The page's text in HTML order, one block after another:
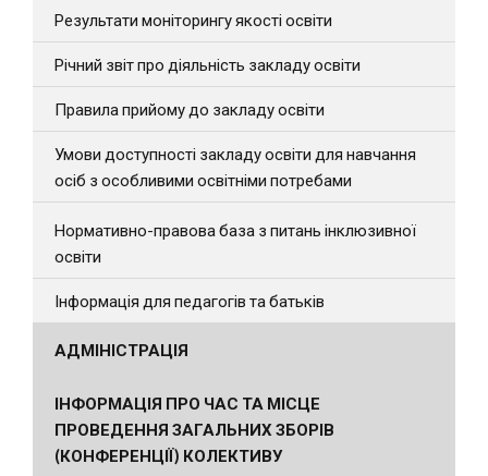
Результати моніторингу якості освіти
Річний звіт про діяльність закладу освіти
Правила прийому до закладу освіти
Умови доступності закладу освіти для навчання
осіб з особливими освітніми потребами
Нормативно-правова база з питань інклюзивної
освіти
Інформація для педагогів та батьків
АДМІНІСТРАЦІЯ
ІНФОРМАЦІЯ ПРО ЧАС ТА МІСЦЕ
ПРОВЕДЕННЯ ЗАГАЛЬНИХ ЗБОРІВ
(КОНФЕРЕНЦІЇ) КОЛЕКТИВУ